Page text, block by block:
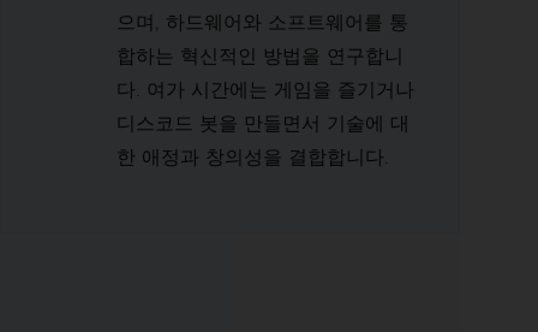
으며, 하드웨어와 소프트웨어를 통
합하는 혁신적인 방법을 연구합니
다. 여가 시간에는 게임을 즐기거나
디스코드 봇을 만들면서 기술에 대
한 애정과 창의성을 결합합니다.